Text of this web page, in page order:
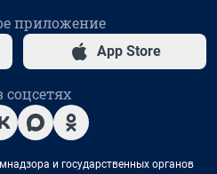
приложение
App Store
и государственных органов